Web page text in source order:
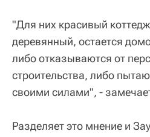
"Для них красивый
деревянный, остается
либо отказываются от
строительства, либо
своими силами", -
Разделяет это мнение и